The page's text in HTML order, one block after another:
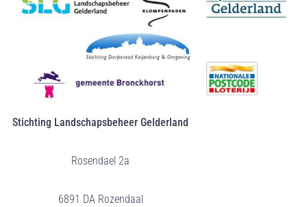
Stichting Landschapsbeheer Gelderland
Rosendael 2a
6891 DA Rozendaal